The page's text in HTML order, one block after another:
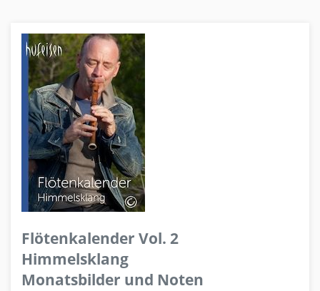
Flötenkalender Vol. 2
Himmelsklang
Monatsbilder und Noten